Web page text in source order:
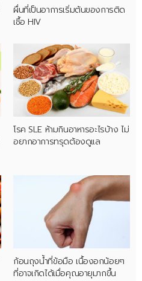
ผื่นที่เป็นอาการเริ่มต้นของการติด
เชื้อ HIV
โรค SLE ห้ามกินอาหารอะไรบ้าง ไม่
อยากอาการทรุดต้องดูแล
ก้อนถุงน้ำที่ข้อมือ เนื้องอกน้อยๆ
ที่อาจเกิดได้เมื่อคุณอายุมากขึ้น